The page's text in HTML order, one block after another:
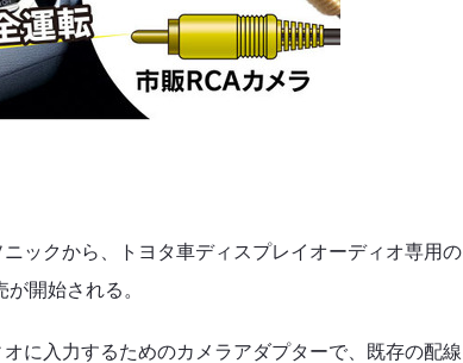
ックから、トヨタ車ディスプレイオーディオ専用の
開始される。
に入力するためのカメラアダプターで、既存の配線